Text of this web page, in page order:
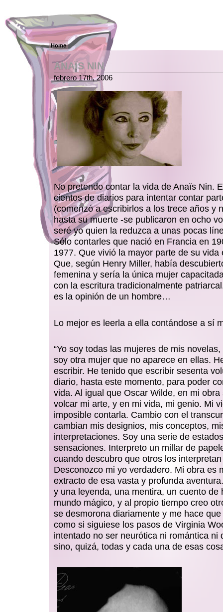
Home
ANAÏS NIN
febrero 17th, 2006
No pretendo contar la vida de Anaïs Nin.
cientos de diarios para intentar contar
(comenzó a escribirlos a los trece años y
hasta su muerte -se publicaron en ocho
seré yo quien la reduzca a unas pocas
Sólo contarles que nació en Francia en
1977. Que vivió la mayor parte de su vida
Que, según Henry Miller, había
femenina y sería la única mujer
con la escritura tradicionalmente
es la opinión de un hombre…
Lo mejor es leerla a ella contándose a sí
“Yo soy todas las mujeres de mis
soy otra mujer que no aparece en ellas.
escribir. He tenido que escribir sesenta
diario, hasta este momento, para poder
vida. Al igual que Oscar Wilde, en mi obra
volcar mi arte, y en mi vida, mi genio. Mi
imposible contarla. Cambio con el
cambian mis designios, mis conceptos,
interpretaciones. Soy una serie de
sensaciones. Interpreto un millar de
cuando descubro que otros los
Desconozco mi yo verdadero. Mi obra es
extracto de esa vasta y profunda
y una leyenda, una mentira, un cuento de
mundo mágico, y al propio tiempo creo
se desmorona diariamente y me hace
como si siguiese los pasos de Virginia
intentado no ser neurótica ni romántica ni
sino, quizá, todas y cada una de esas